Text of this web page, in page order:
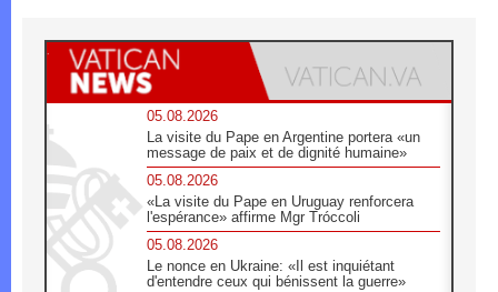
05.08.2026
La visite du Pape en Argentine portera «un
message de paix et de dignité humaine»
05.08.2026
«La visite du Pape en Uruguay renforcera
l'espérance» affirme Mgr Tróccoli
05.08.2026
Le nonce en Ukraine: «Il est inquiétant
d'entendre ceux qui bénissent la guerre»